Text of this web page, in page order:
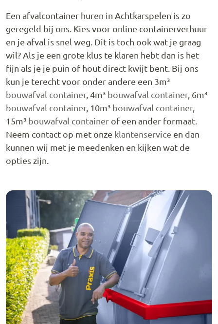
Een afvalcontainer huren in Achtkarspelen is zo
geregeld bij ons. Kies voor online containerverhuur
en je afval is snel weg. Dit is toch ook wat je graag
wil? Als je een grote klus te klaren hebt dan is het
fijn als je je puin of hout direct kwijt bent. Bij ons
kun je terecht voor onder andere een 3m³
bouwafval container, 4m³ bouwafval container, 6m³
bouwafval container, 10m³ bouwafval container,
15m³ bouwafval container of een ander formaat.
Neem contact op met onze klantenservice en dan
kunnen wij met je meedenken en kijken wat de
opties zijn.